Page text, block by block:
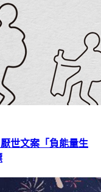
世文案「負能量生